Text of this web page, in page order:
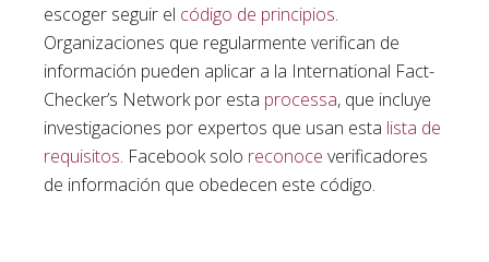
escoger seguir el código de principios.
Organizaciones que regularmente verifican de
información pueden aplicar a la International Fact-
Checker’s Network por esta processa, que incluye
investigaciones por expertos que usan esta lista de
requisitos. Facebook solo reconoce verificadores
de información que obedecen este código.